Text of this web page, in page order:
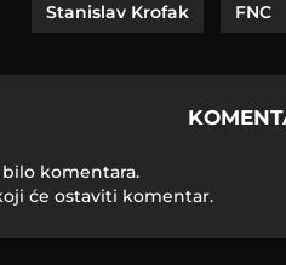
Stanislav Krofak FNC
komentara.
će ostaviti komentar.